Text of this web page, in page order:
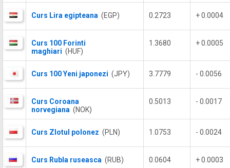
Curs Lira egipteana (EGP) 0.2723 + 0.0004
Curs 100 Forinti
maghiari (HUF)
1.3680 + 0.0005
Curs 100 Yeni japonezi (JPY) 3.7779 - 0.0056
Curs Coroana
norvegiana (NOK)
0.5013 - 0.0017
Curs Zlotul polonez (PLN) 1.0753 - 0.0024
Curs Rubla ruseasca (RUB) 0.0604 + 0.0003